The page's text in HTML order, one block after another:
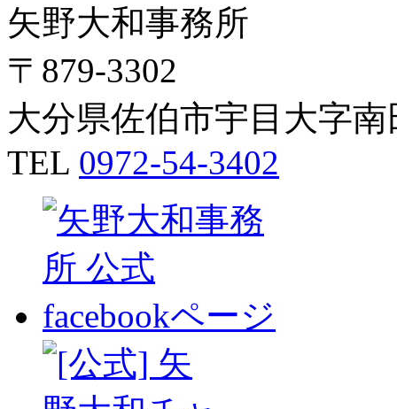
矢野大和事務所
〒879-3302
大分県佐伯市宇目大字南
TEL 0972-54-3402